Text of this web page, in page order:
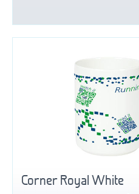
Corner Royal White